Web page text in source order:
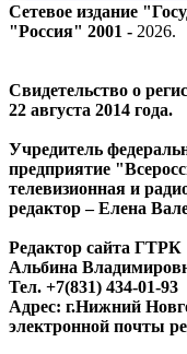
Сетевое издание
"Россия" 2001 - 2026.
Свидетельство о
22 августа 2014 года.
Учредитель
предприятие
телевизионная и
редактор – Елена
Редактор сайта
Альбина
Тел. +7(831) 434-01-93
Адрес: г.Нижний
электронной почты